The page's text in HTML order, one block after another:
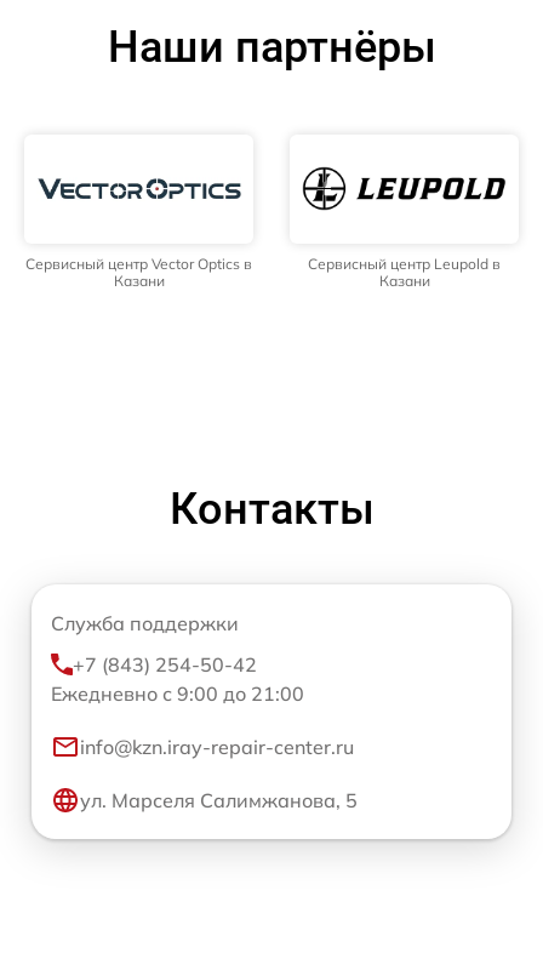
Наши партнёры
Сервисный центр Vector Optics в
Казани
Сервисный центр Leupold в
Казани
Контакты
Служба поддержки
+7 (843) 254-50-42
Ежедневно с 9:00 до 21:00
info@kzn.iray-repair-center.ru
ул. Марселя Салимжанова, 5